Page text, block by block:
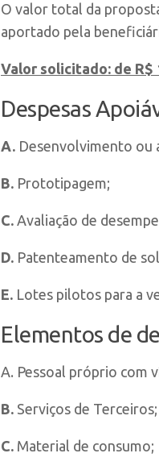
O valor total da
aportado pela
Valor solicitado: de R$
Despesas
A. Desenvolvimento ou
B. Prototipagem;
C. Avaliação de
D. Patenteamento de
E. Lotes pilotos para a
Elementos de
A. Pessoal próprio com
B. Serviços de Terceiros;
C. Material de consumo;